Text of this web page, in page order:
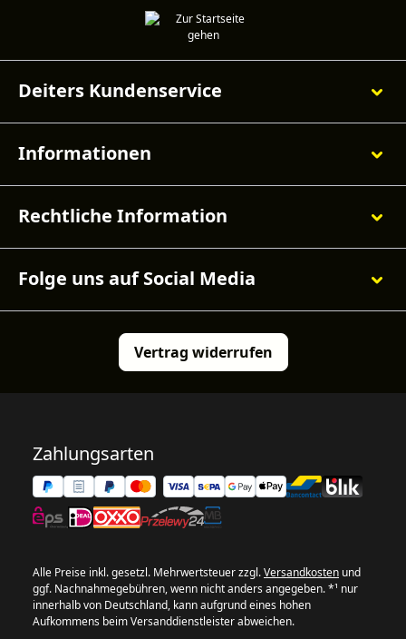
Deiters Kundenservice
Informationen
Rechtliche Information
Folge uns auf Social Media
Vertrag widerrufen
Zahlungsarten
Alle Preise inkl. gesetzl. Mehrwertsteuer zzgl.Versandkosten und
ggf. Nachnahmegebühren, wenn nicht anders angegeben. *¹ nur
innerhalb von Deutschland, kann aufgrund eines hohen
Aufkommens beim Versanddienstleister abweichen.